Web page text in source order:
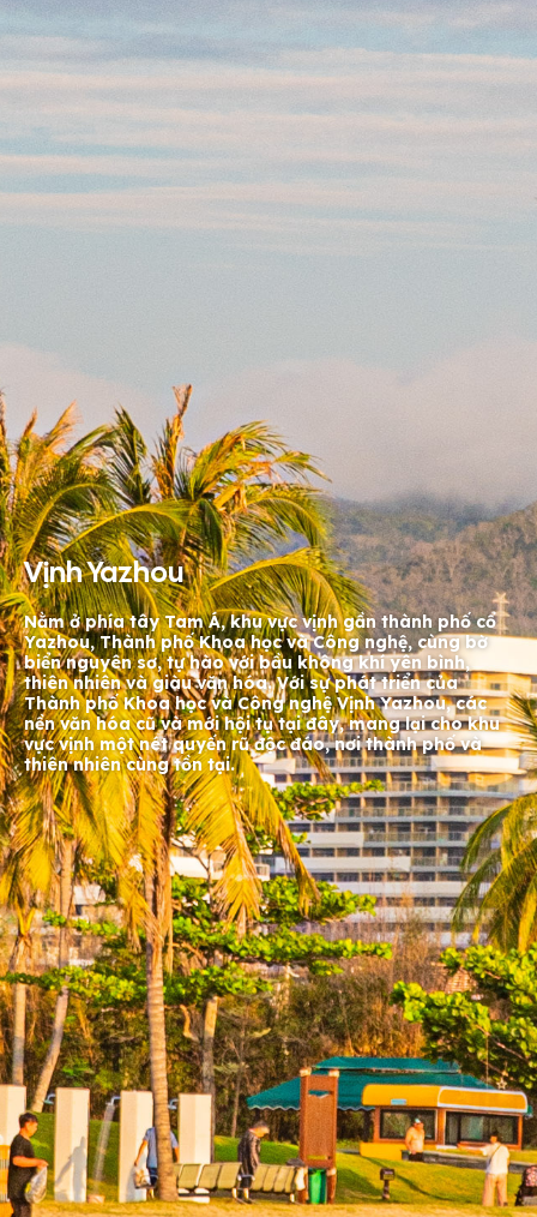
Vịnh Yazhou
Nằm ở phía tây Tam Á, khu vực vịnh gần thành phố cổ
Yazhou, Thành phố Khoa học và Công nghệ, cùng bờ
biển nguyên sơ, tự hào với bầu không khí yên bình,
thiên nhiên và giàu văn hóa. Với sự phát triển của
Thành phố Khoa học và Công nghệ Vịnh Yazhou, các
nền văn hóa cũ và mới hội tụ tại đây, mang lại cho khu
vực vịnh một nét quyến rũ độc đáo, nơi thành phố và
thiên nhiên cùng tồn tại.